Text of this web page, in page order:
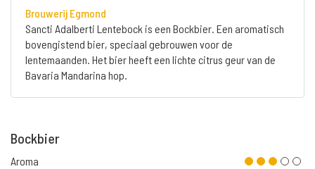
Brouwerij Egmond
Sancti Adalberti Lentebock is een Bockbier. Een aromatisch
bovengistend bier, speciaal gebrouwen voor de
lentemaanden. Het bier heeft een lichte citrus geur van de
Bavaria Mandarina hop.
Bockbier
Aroma